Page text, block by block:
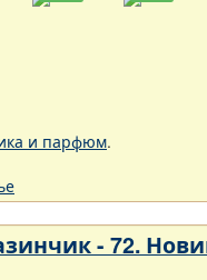
и парфюм.
- 72.